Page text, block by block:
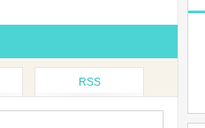
RSS